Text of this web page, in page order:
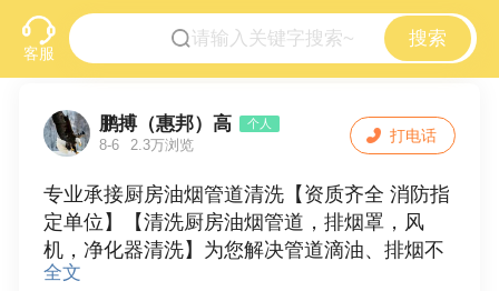
客服
搜索
鹏搏（惠邦）高 个人
8-6 2.3万浏览
专业承接厨房油烟管道清洗【资质齐全 消防指
定单位】【清洗厨房油烟管道，排烟罩，风
机，净化器清洗】为您解决管道滴油、排烟不
畅等问题。【清洗中央空调】可提供【烟道专
全文
打电话